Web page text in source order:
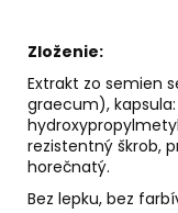
Zloženie:
Extrakt zo semien
graecum), kapsula:
rezistentný škrob,
horečnatý.
Bez lepku, bez